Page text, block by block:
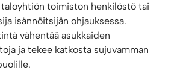
toimiston henkilöstö tai
isännöitsijän ohjauksessa.
vähentää asukkaiden
ja tekee katkosta sujuvamman